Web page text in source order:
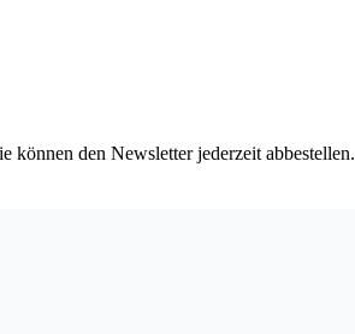
können den Newsletter jederzeit abbestellen.